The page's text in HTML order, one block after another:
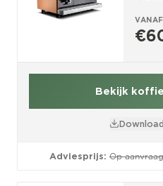
VANAF
Bekijk
Adviesprijs: Op aanvraag